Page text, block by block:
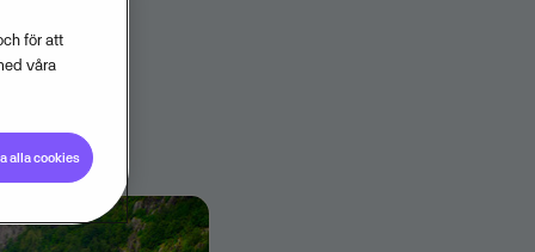
för att
våra
alla cookies